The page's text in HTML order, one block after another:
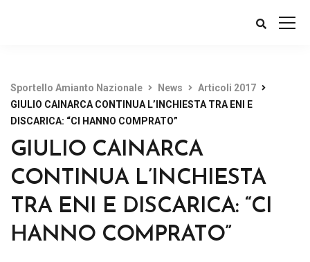
Sportello Amianto Nazionale News
Articoli 2017
GIULIO CAINARCA CONTINUA L’INCHIESTA TRA ENI E
DISCARICA: “CI HANNO COMPRATO”
GIULIO CAINARCA
CONTINUA L’INCHIESTA
TRA ENI E DISCARICA: “CI
HANNO COMPRATO”